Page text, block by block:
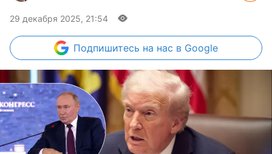
29 декабря 2025, 21:54
Подпишитесь на нас в Google